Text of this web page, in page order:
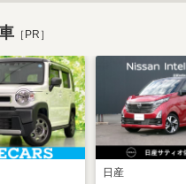
［PR］
日産